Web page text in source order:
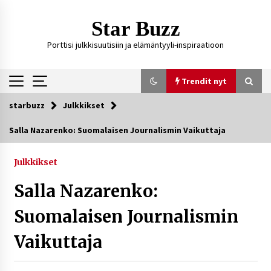
Star Buzz
Porttisi julkkisuutisiin ja elämäntyyli-inspiraatioon
Trendit nyt
Trendit nyt
3 päivää sitten
starbuzz Julkkikset
Salla Nazarenko: Suomalaisen Journalismin Vaikuttaja
Julkkikset
Salla Nazarenko:
Suomalaisen Journalismin
Vaikuttaja